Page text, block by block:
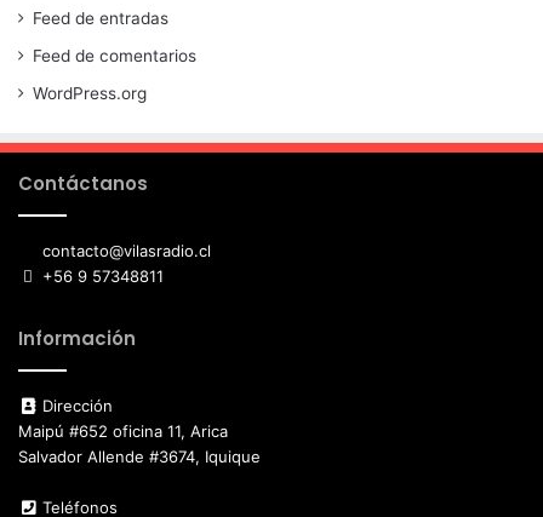
Feed de entradas
Feed de comentarios
WordPress.org
Contáctanos
contacto@vilasradio.cl
+56 9 57348811
Información
Dirección
Maipú #652 oficina 11, Arica
Salvador Allende #3674, Iquique
Teléfonos